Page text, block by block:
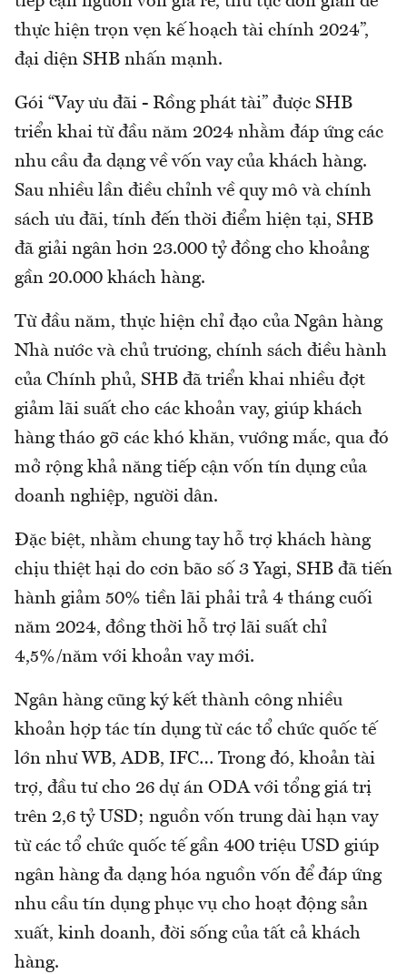
thực hiện trọn vẹn kế hoạch tài chính 2024”,
đại diện SHB nhấn mạnh.
Gói “Vay ưu đãi - Rồng phát tài” được SHB
triển khai từ đầu năm 2024 nhằm đáp ứng các
nhu cầu đa dạng về vốn vay của khách hàng.
Sau nhiều lần điều chỉnh về quy mô và chính
sách ưu đãi, tính đến thời điểm hiện tại, SHB
đã giải ngân hơn 23.000 tỷ đồng cho khoảng
gần 20.000 khách hàng.
Từ đầu năm, thực hiện chỉ đạo của Ngân hàng
Nhà nước và chủ trương, chính sách điều hành
của Chính phủ, SHB đã triển khai nhiều đợt
giảm lãi suất cho các khoản vay, giúp khách
hàng tháo gỡ các khó khăn, vướng mắc, qua đó
mở rộng khả năng tiếp cận vốn tín dụng của
doanh nghiệp, người dân.
Đặc biệt, nhằm chung tay hỗ trợ khách hàng
chịu thiệt hại do cơn bão số 3 Yagi, SHB đã tiến
hành giảm 50% tiền lãi phải trả 4 tháng cuối
năm 2024, đồng thời hỗ trợ lãi suất chỉ
4,5%/năm với khoản vay mới.
Ngân hàng cũng ký kết thành công nhiều
khoản hợp tác tín dụng từ các tổ chức quốc tế
lớn như WB, ADB, IFC… Trong đó, khoản tài
trợ, đầu tư cho 26 dự án ODA với tổng giá trị
trên 2,6 tỷ USD; nguồn vốn trung dài hạn vay
từ các tổ chức quốc tế gần 400 triệu USD giúp
ngân hàng đa dạng hóa nguồn vốn để đáp ứng
nhu cầu tín dụng phục vụ cho hoạt động sản
xuất, kinh doanh, đời sống của tất cả khách
hàng.